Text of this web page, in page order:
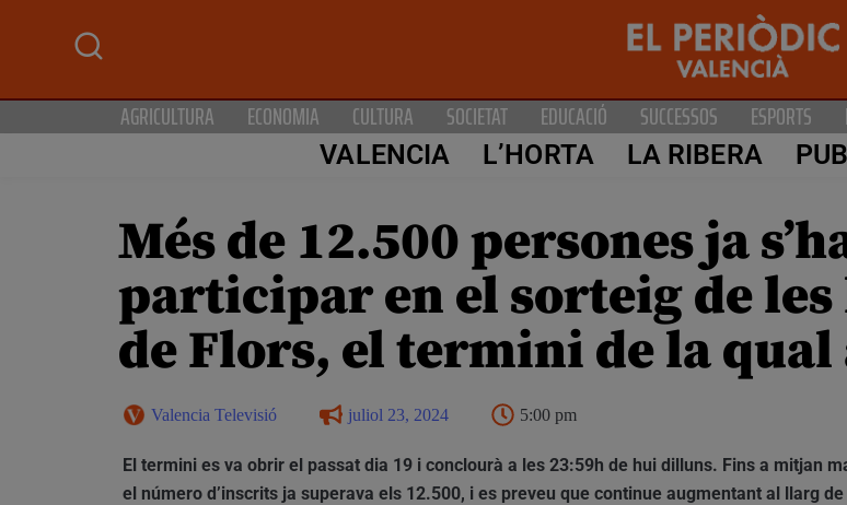
AGRICULTURA ECONOMIA CULTURA SOCIETAT EDUCACIÓ SUCCESSOS ESPORTS
VALENCIA L’HORTA LA RIBERA
Més de 12.500 persones ja
participar en el sorteig de
de Flors, el termini de la qual
Valencia Televisió juliol 23, 2024 5:00 pm
El termini es va obrir el passat dia 19 i conclourà a les 23:59h de hui dilluns. Fins a mitjan
el número d’inscrits ja superava els 12.500, i es preveu que continue augmentant al llarg